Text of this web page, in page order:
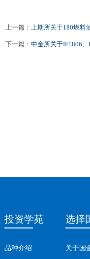
上一篇： 上期所关于180燃料
下一篇： 中金所关于IF1806
投资学苑
品种介绍
选择
关于国